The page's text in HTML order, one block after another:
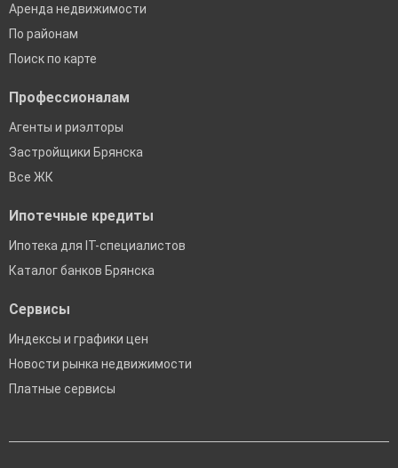
Аренда недвижимости
По районам
Поиск по карте
Профессионалам
Агенты и риэлторы
Застройщики Брянска
Все ЖК
Ипотечные кредиты
Ипотека для IT-специалистов
Каталог банков Брянска
Сервисы
Индексы и графики цен
Новости рынка недвижимости
Платные сервисы